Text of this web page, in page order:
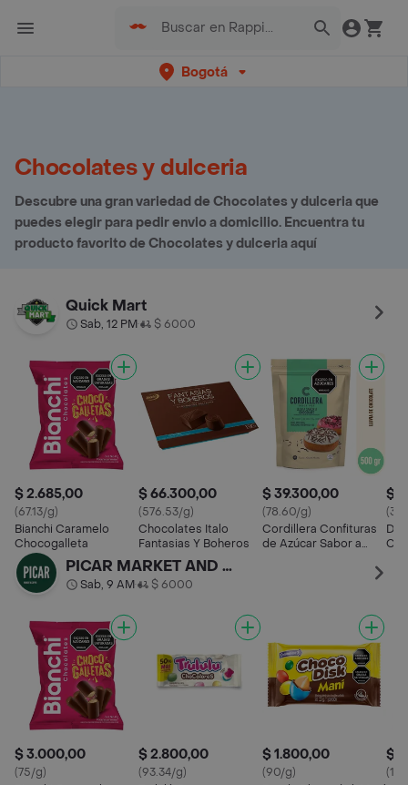
Bogotá
Chocolates y dulceria
Descubre una gran variedad de Chocolates y dulceria que
puedes elegir para pedir envio a domicilio. Encuentra tu
producto favorito de Chocolates y dulceria aquí
Quick Mart
Sab, 12 PM• $ 6000
$ 2.685,00
(67.13/g)
Bianchi Caramelo
Chocogalleta
$ 66.300,00
(576.53/g)
Chocolates Italo
Fantasias Y Boheros
$ 39.300,00
(78.60/g)
Cordillera Confituras
de Azúcar Sabor a
$
PICAR MARKET AND COFFE
Sab, 9 AM• $ 6000
$ 3.000,00
(75/g)
$ 2.800,00
(93.34/g)
$ 1.800,00
(90/g)
$